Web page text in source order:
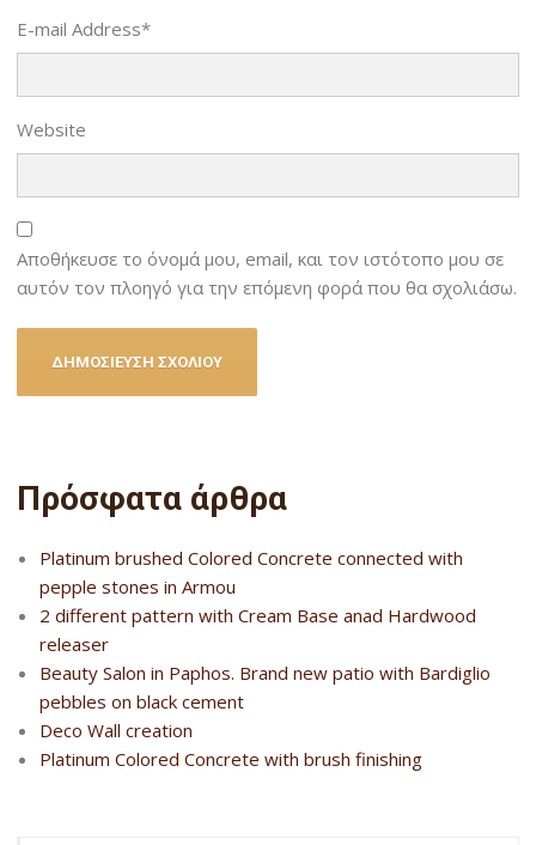
E-mail Address*
Website
Αποθήκευσε το όνομά μου, email, και τον ιστότοπο μου σε
αυτόν τον πλοηγό για την επόμενη φορά που θα σχολιάσω.
Πρόσφατα άρθρα
Platinum brushed Colored Concrete connected with
pepple stones in Armou
2 different pattern with Cream Base anad Hardwood
releaser
Beauty Salon in Paphos. Brand new patio with Bardiglio
pebbles on black cement
Deco Wall creation
Platinum Colored Concrete with brush finishing